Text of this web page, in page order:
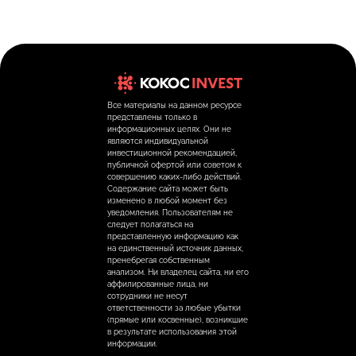
Все материалы на данном ресурсе
представлены только в
информационных целях. Они не
являются индивидуальной
инвестиционной рекомендацией,
публичной офертой или советом к
совершению каких-либо действий.
Содержание сайта может быть
изменено в любой момент без
уведомления. Пользователям не
следует полагаться на
представленную информацию как
на единственный источник данных,
пренебрегая собственным
анализом. Ни владелец сайта, ни его
аффилированные лица, ни
сотрудники не несут
ответственности за любые убытки
(прямые или косвенные), возникшие
в результате использования этой
информации.